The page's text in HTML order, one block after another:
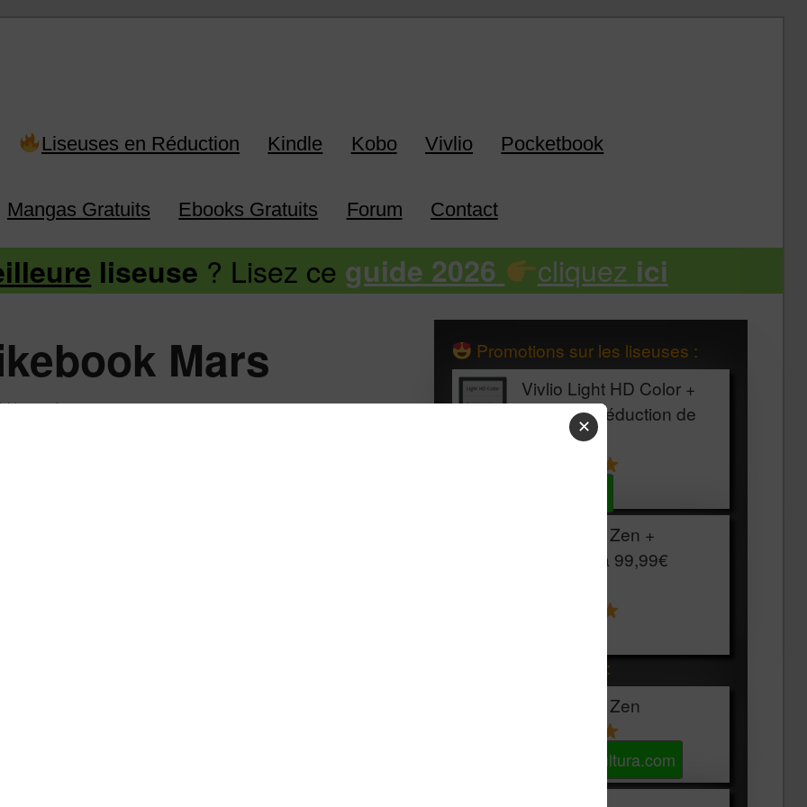
Liseuses en Réduction Kindle Kobo Vivlio Pocketbook
Mangas Gratuits Ebooks Gratuits Forum Contact
liseuse ? Lisez ce guide 2026 cliquez ici
Mars
le2 avril 2022
Promotions sur les liseuses :
Vivlio Light HD Color +
HOUSSE réduction de
Vivlio Light Zen +
HOUSSE à 99,99€
Les accessibles :
Vivlio Light Zen
Voir sur Cultura.com
✕